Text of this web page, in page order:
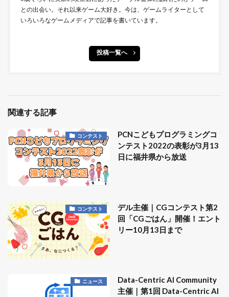
との出会い。それ以来ゲーム大好き。今は、ゲームライターとして
いろいろなゲームメディアで記事を書いています。
投稿一覧へ
関連する記事
コンテスト
PCNこどもプログラミングコ
ンテスト2022の表彰が3月13
日に福井県から放送
コンテスト
デル主催｜CGコンテスト第2
回「CGごはん」開催！エント
リー10月13日まで
ニュース
Data-Centric AI Community
主催｜第1回 Data-Centric AI